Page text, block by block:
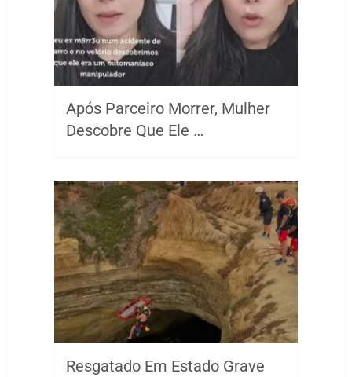
Após Parceiro Morrer, Mulher
Descobre Que Ele …
Resgatado Em Estado Grave